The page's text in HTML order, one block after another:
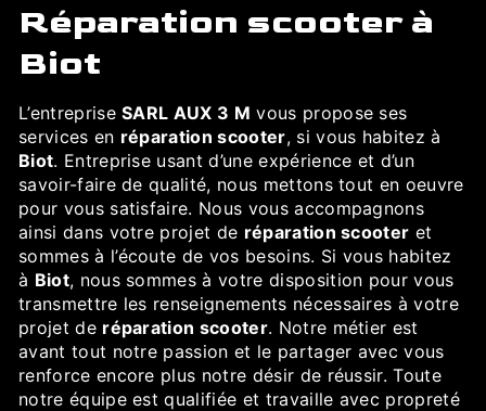
réparation scooter à
Biot
L’entrepriseSARL AUX 3 M vous propose ses
services en réparation scooter, si vous habitez à
Biot. Entreprise usant d’une expérience et d’un
savoir-faire de qualité, nous mettons tout en oeuvre
pour vous satisfaire. Nous vous accompagnons
ainsi dans votre projet de réparation scooter et
sommes à l’écoute de vos besoins. Si vous habitez
à Biot, nous sommes à votre disposition pour vous
transmettre les renseignements nécessaires à votre
projet de réparation scooter. Notre métier est
avant tout notre passion et le partager avec vous
renforce encore plus notre désir de réussir. Toute
notre équipe est qualifiée et travaille avec propreté